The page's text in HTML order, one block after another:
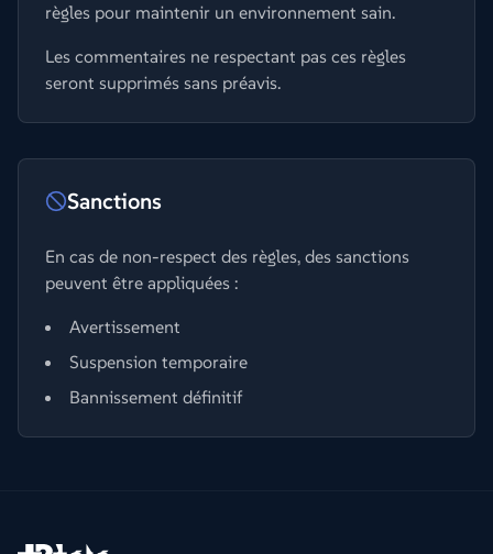
règles pour maintenir un environnement sain.
Les commentaires ne respectant pas ces règles
seront supprimés sans préavis.
Sanctions
En cas de non-respect des règles, des sanctions
peuvent être appliquées :
Avertissement
Suspension temporaire
Bannissement définitif